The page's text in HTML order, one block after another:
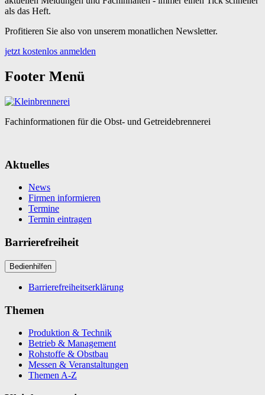
als das Heft.
Profitieren Sie also von unserem monatlichen Newsletter.
jetzt kostenlos anmelden
Footer Menü
Fachinformationen für die Obst- und Getreidebrennerei
Aktuelles
News
Firmen informieren
Termine
Termin eintragen
Barrierefreiheit
Bedienhilfen
Barrierefreiheitserklärung
Themen
Produktion & Technik
Betrieb & Management
Rohstoffe & Obstbau
Messen & Veranstaltungen
Themen A-Z